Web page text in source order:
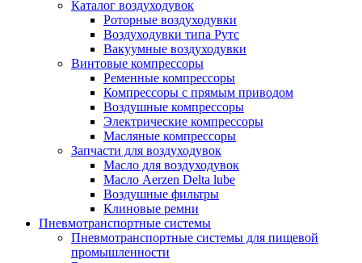
Каталог воздуходувок
Роторные воздуходувки
Воздуходувки типа Рутс
Вакуумные воздуходувки
Винтовые компрессоры
Ременные компрессоры
Компрессоры с прямым приводом
Воздушные компрессоры
Электрические компрессоры
Масляные компрессоры
Запчасти для воздуходувок
Масло для воздуходувок
Масло Aerzen Delta lube
Воздушные фильтры
Клиновые ремни
Пневмотранспортные системы
Пневмотранспортные системы для пищевой
промышленности